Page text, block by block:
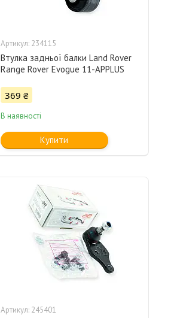
234115
Втулка задньої балки Land Rover
Range Rover Evogue 11-APPLUS
369 ₴
В наявності
Купити
245401